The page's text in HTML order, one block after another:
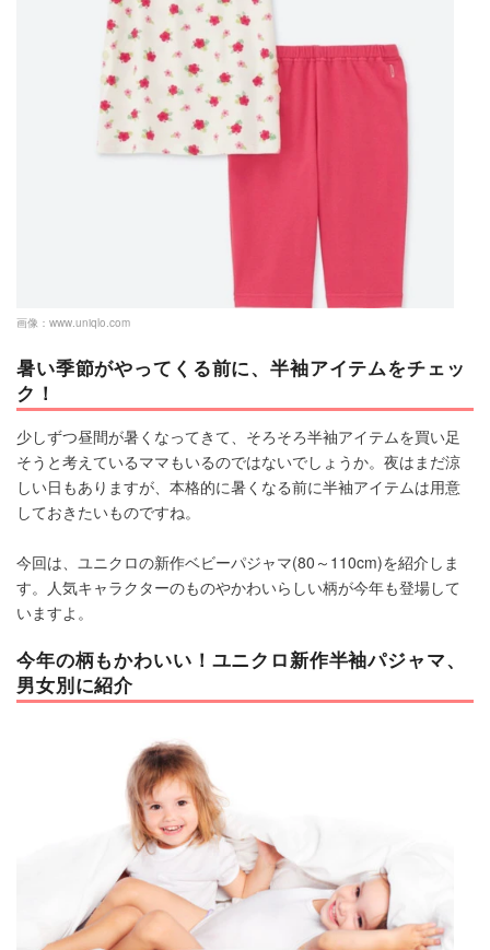
画像： www.uniqlo.com
暑い季節がやってくる前に、半袖アイテムをチェッ
ク！
少しずつ昼間が暑くなってきて、そろそろ半袖アイテムを買い足
そうと考えているママもいるのではないでしょうか。夜はまだ涼
しい日もありますが、本格的に暑くなる前に半袖アイテムは用意
しておきたいものですね。
今回は、ユニクロの新作ベビーパジャマ(80～110cm)を紹介しま
す。人気キャラクターのものやかわいらしい柄が今年も登場して
いますよ。
今年の柄もかわいい！ユニクロ新作半袖パジャマ、
男女別に紹介